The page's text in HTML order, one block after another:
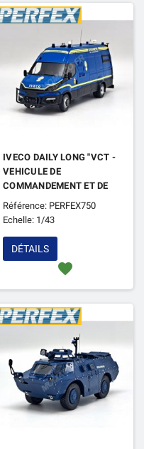
IVECO DAILY LONG "VCT -
VEHICULE DE
COMMANDEMENT ET DE
TRANSMISSIONS" 2024
GENDARMERIE
Référence: PERFEX750
Echelle: 1/43
favorite
DÉTAILS